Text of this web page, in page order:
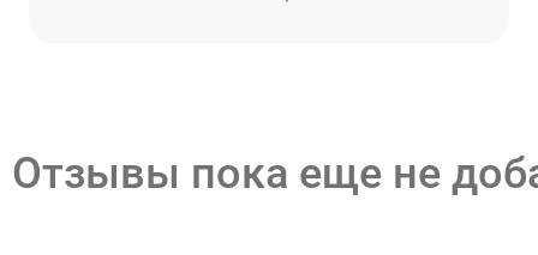
Отзывы пока еще не